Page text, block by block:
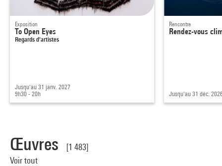
Exposition
To Open Eyes
Regards d'artistes
Jusqu'au 31 janv. 2027
9h30 - 20h
Rencontre
Rendez-vous
Jusqu'au 31 déc.
Œuvres
[1 483]
Voir tout